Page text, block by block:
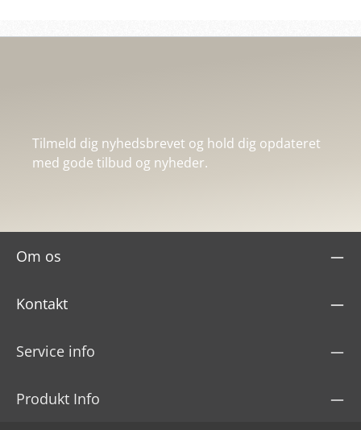
Tilmeld dig nyhedsbrevet og hold dig opdateret
med gode tilbud og nyheder.
Om os
Kontakt
Service info
Produkt Info